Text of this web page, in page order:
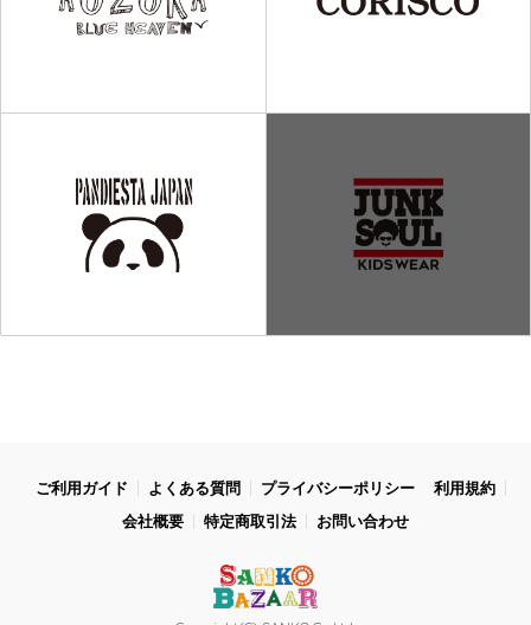
ご利用ガイド よくある質問 プライバシーポリシー
利用規約
会社概要
特定商取引法 お問い合わせ